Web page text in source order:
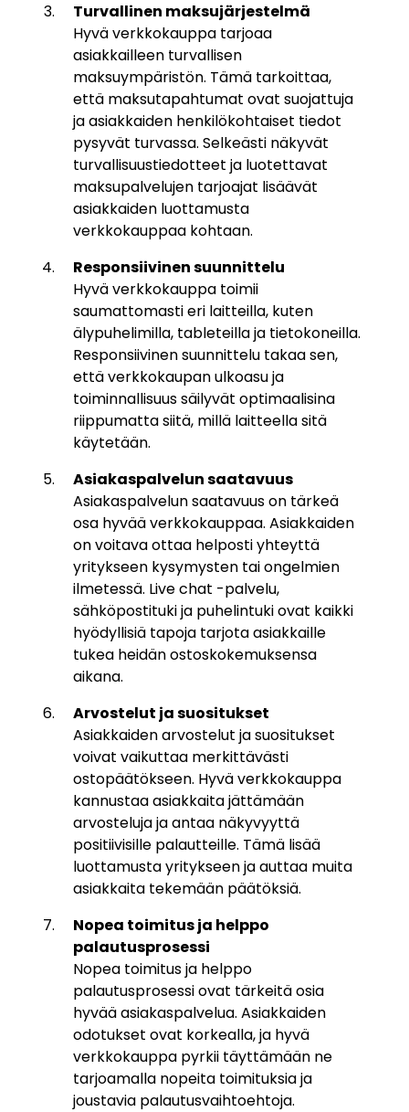
Turvallinen maksujärjestelmä
Hyvä verkkokauppa tarjoaa
asiakkailleen turvallisen
maksuympäristön. Tämä tarkoittaa,
että maksutapahtumat ovat suojattuja
ja asiakkaiden henkilökohtaiset tiedot
pysyvät turvassa. Selkeästi näkyvät
turvallisuustiedotteet ja luotettavat
maksupalvelujen tarjoajat lisäävät
asiakkaiden luottamusta
verkkokauppaa kohtaan.
Responsiivinen suunnittelu
Hyvä verkkokauppa toimii
saumattomasti eri laitteilla, kuten
älypuhelimilla, tableteilla ja tietokoneilla.
Responsiivinen suunnittelu takaa sen,
että verkkokaupan ulkoasu ja
toiminnallisuus säilyvät optimaalisina
riippumatta siitä, millä laitteella sitä
käytetään.
Asiakaspalvelun saatavuus
Asiakaspalvelun saatavuus on tärkeä
osa hyvää verkkokauppaa. Asiakkaiden
on voitava ottaa helposti yhteyttä
yritykseen kysymysten tai ongelmien
ilmetessä. Live chat -palvelu,
sähköpostituki ja puhelintuki ovat kaikki
hyödyllisiä tapoja tarjota asiakkaille
tukea heidän ostoskokemuksensa
aikana.
Arvostelut ja suositukset
Asiakkaiden arvostelut ja suositukset
voivat vaikuttaa merkittävästi
ostopäätökseen. Hyvä verkkokauppa
kannustaa asiakkaita jättämään
arvosteluja ja antaa näkyvyyttä
positiivisille palautteille. Tämä lisää
luottamusta yritykseen ja auttaa muita
asiakkaita tekemään päätöksiä.
Nopea toimitus ja helppo
palautusprosessi
Nopea toimitus ja helppo
palautusprosessi ovat tärkeitä osia
hyvää asiakaspalvelua. Asiakkaiden
odotukset ovat korkealla, ja hyvä
verkkokauppa pyrkii täyttämään ne
tarjoamalla nopeita toimituksia ja
joustavia palautusvaihtoehtoja.